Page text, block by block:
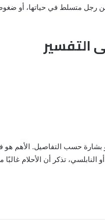
رجل متسلط في حياتها، أو ضغوط
التفسير
حسب التفاصيل. الأهم هو
تذكر أن الأحلام غالبًا